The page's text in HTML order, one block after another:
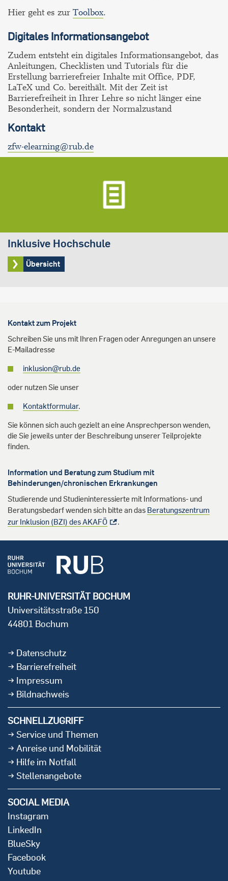
Hier geht es zur Toolbox.
Digitales Informationsangebot
Zudem entsteht ein digitales Informationsangebot, das
Anleitungen, Checklisten und Tutorials für die
Erstellung barrierefreier Inhalte mit Office, PDF,
LaTeX und Co. bereithält. Mit der Zeit ist
Barrierefreiheit in Ihrer Lehre so nicht länger eine
Besonderheit, sondern der Normalzustand
Kontakt
zfw-elearning@rub.de
Inklusive Hochschule
Übersicht
Kontakt zum Projekt
Schreiben Sie uns mit Ihren Fragen oder Anregungen an unsere
E-Mailadresse
inklusion@rub.de
oder nutzen Sie unser
Kontaktformular.
Sie können sich auch gezielt an eine Ansprechperson wenden,
die Sie jeweils unter der Beschreibung unserer Teilprojekte
finden.
Information und Beratung zum Studium mit
Behinderungen/chronischen Erkrankungen
Studierende und Studieninteressierte mit Informations- und
Beratungsbedarf wenden sich bitte an das Beratungszentrum
zur Inklusion (BZI) des AKAFÖ
.
RUHR-UNIVERSITÄT BOCHUM
Universitätsstraße 150
44801 Bochum
Datenschutz
Barrierefreiheit
Impressum
Bildnachweis
SCHNELLZUGRIFF
Service und Themen
Anreise und Mobilität
Hilfe im Notfall
Stellenangebote
SOCIAL MEDIA
Instagram
LinkedIn
BlueSky
Facebook
Youtube